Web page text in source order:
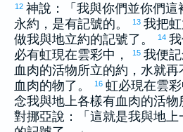
12 神說：「我與你們並你們這
永約，是有記號的。
13 我把
做我與地立約的記號了。
14
必有虹現在雲彩中，
15 我便
血肉的活物所立的約，水就
血肉的物了。
16 虹必現在雲
念我與地上各樣有血肉的活物
對挪亞說：「這就是我與地